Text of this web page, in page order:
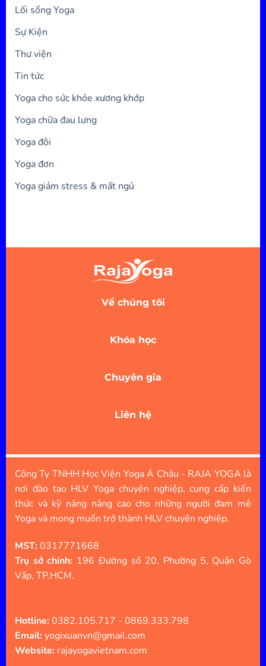
Lối sống Yoga
Sự Kiện
Thư viện
Tin tức
Yoga cho sức khỏe xương khớp
Yoga chữa đau lưng
Yoga đôi
Yoga đơn
Yoga giảm stress & mất ngủ
Về chúng tôi
Khóa học
Chuyên gia
Liên hệ
Công Ty TNHH Học Viện Yoga Á Châu - RAJA YOGA là
nơi đào tạo HLV Yoga chuyên nghiệp, cung cấp kiến
thức và kỹ năng nâng cao cho những người đam mê
Yoga và mong muốn trở thành HLV chuyên nghiệp.
MST:0317771668
Trụ sở chính: 196 Đường số 20, Phường 5, Quận Gò
Vấp, TP.HCM.
Hotline:0382.105.717 - 0869.333.798
Email:yogixuanvn@gmail.com
Website: rajayogavietnam.com